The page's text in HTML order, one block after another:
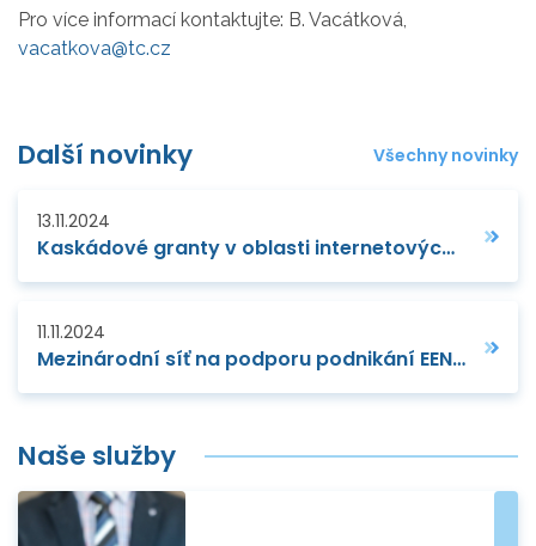
Pro více informací kontaktujte: B. Vacátková,
vacatkova@tc.cz
Další novinky Všechny novinky
13.11.2024
Kaskádové granty v oblasti internetových technologií - digital payments, mobile software atd.
11.11.2024
Mezinárodní síť na podporu podnikání EEN se po roce zase sešla
Naše služby